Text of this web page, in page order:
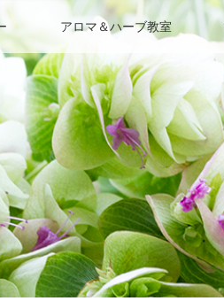
アロマ＆ハーブ教室